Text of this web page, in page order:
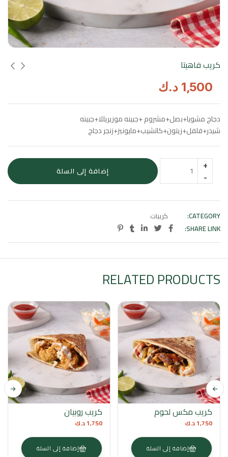
كريب فاهيتا
1,500 د.ك
دجاج مشويا+بصل+مشروم +جبينه موزيريللا+جبينه
شيدر+فلفل+زيتون+كاتشيب+مايونيز+زنجر دجاج
إضافة إلى السلة
CATEGORY:
كريبات
SHARE LINK:
RELATED PRODUCTS
كريب مكس لحوم
1,750د.ك
إضافة إلى السلة
كريب روبيان
1,750د.ك
إضافة إلى السلة